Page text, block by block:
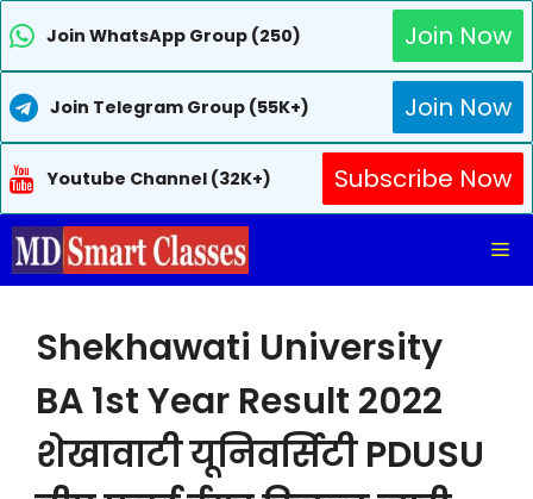
Join WhatsApp Group (250) Join Now
Join Telegram Group (55K+) Join Now
Youtube Channel (32K+)
Subscribe Now
Skip
to
Shekhawati University
BA 1st Year Result 2022
शेखावाटी यूनिवर्सिटी PDUSU